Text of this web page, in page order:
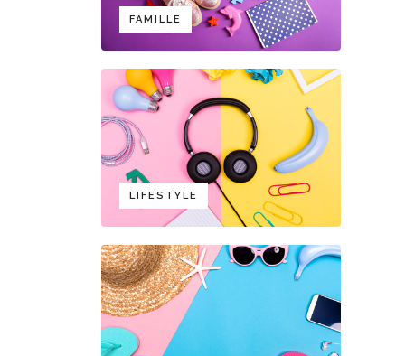
FAMILLE
LIFESTYLE